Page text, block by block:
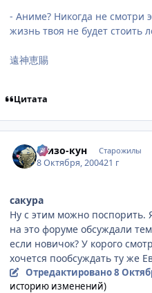
- Аниме? Никогда не смотри
жизнь твоя не будет стоить
遠神恵賜
Цитата
Шизо-кун Старожилы
8 Октября, 200421 г
сакура
Ну с этим можно
на это форуме обсуждали
если новичок? У корого
хочется пообсуждать ту же
Отредактировано8
историю изменений)